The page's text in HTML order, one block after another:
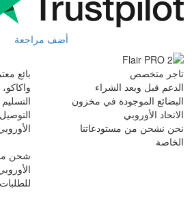
واكاكو، كافيلات، Flair وأكثر
التسليم في الاتحاد الأوروبي
التوصيل إلى كافة دول الاتحاد
الأوروبي
مخزون
شحن مجاني داخل الاتحاد
للطلبات التي تزيد عن يورو